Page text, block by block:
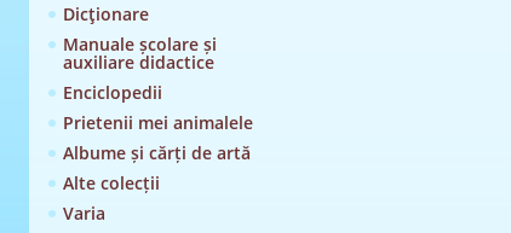
Dicţionare
Manuale școlare și
auxiliare didactice
Enciclopedii
Prietenii mei animalele
Albume și cărți de artă
Alte colecții
Varia